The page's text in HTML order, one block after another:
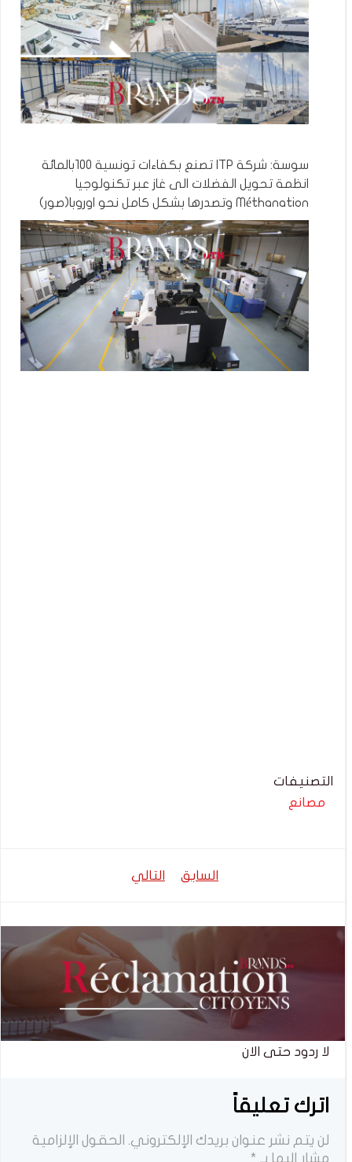
سوسة: شركة ITP تصنع بكفاءات تونسية 100بالمائة
انظمة تحويل الفضلات الى غاز عبر تكنولوجيا
Méthanation وتصدرها بشكل كامل نحو اوروبا(صور)
التصنيفات
مصانع
السابق
تصفّح
التالي
لا ردود حتى الان
اترك تعليقاً
لن يتم نشر عنوان بريدك الإلكتروني. الحقول الإلزامية
مشار إليها بـ *